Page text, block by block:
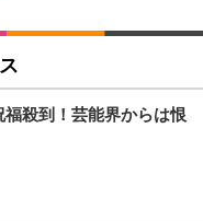
ア／デスクチェア メッシ
ブラック
クチェア 疲れない テレ
スト 30度ロッキング機
90度跳ね上げ式アーム
ムモニター | FlexScan
ニター DualSense 充電
シーツ 厚型 ワイド 42枚
:ライトブルー)
ムツ L 中型犬用 26枚入
殺到！芸能界からは恨